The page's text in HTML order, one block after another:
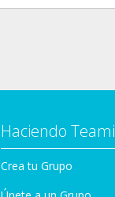
Haciendo
Crea tu Grupo